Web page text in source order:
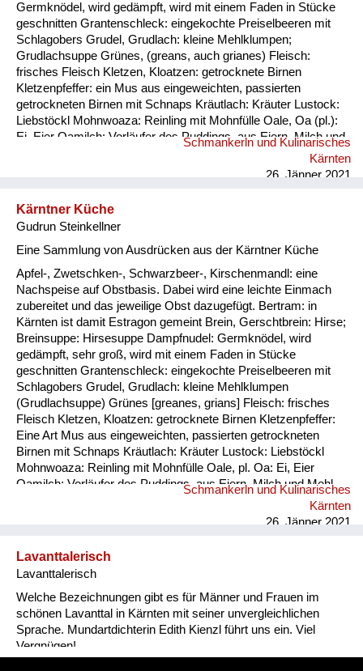
Germknödel, wird gedämpft, wird mit einem Faden in Stücke
geschnitten Grantenschleck: eingekochte Preiselbeeren mit
Schlagobers Grudel, Grudlach: kleine Mehlklumpen;
Grudlachsuppe Grünes, (greans, auch grianes) Fleisch:
frisches Fleisch Kletzen, Kloatzen: getrocknete Birnen
Kletzenpfeffer: ein Mus aus eingeweichten, passierten
getrockneten Birnen mit Schnaps Kräutlach: Kräuter Lustock:
Liebstöckl Mohnwoaza: Reinling mit Mohnfülle Oale, Oa (pl.):
Ei, Eier Oamilch: Vorläufer des Puddings, aus Eiern, Milch und
Lavanttal, Mohnwoaza mit einem Saft aus Dörrobst und
Schmankerln und Kulinarisches
Kärnten
26. Jänner 2021
Kärntner Küche
Gudrun Steinkellner
Eine Sammlung von Ausdrücken aus der Kärntner Küche
Apfel-, Zwetschken-, Schwarzbeer-, Kirschenmandl: eine
Nachspeise auf Obstbasis. Dabei wird eine leichte Einmach
zubereitet und das jeweilige Obst dazugefügt. Bertram: in
Kärnten ist damit Estragon gemeint Brein, Gerschtbrein: Hirse;
Breinsuppe: Hirsesuppe Dampfnudel: Germknödel, wird
gedämpft, sehr groß, wird mit einem Faden in Stücke
geschnitten Grantenschleck: eingekochte Preiselbeeren mit
Schlagobers Grudel, Grudlach: kleine Mehlklumpen
(Grudlachsuppe) Grünes [greanes, grians] Fleisch: frisches
Fleisch Kletzen, Kloatzen: getrocknete Birnen Kletzenpfeffer:
Eine Art Mus aus eingeweichten, passierten getrockneten
Birnen mit Schnaps Kräutlach: Kräuter Lustock: Liebstöckl
Mohnwoaza: Reinling mit Mohnfülle Oale, pl. Oa: Ei, Eier
Oamilch: Vorläufer des Puddings, aus Eiern, Milch und Mehl
Piggalan: Weihnachtsgericht im Lavanttal, Mohnwoaza mit
einem Saft aus Dörrobst und Schnaps übergossen Plentn:
Schmankerln und Kulinarisches
Kärnten
26. Jänner 2021
Lavanttalerisch
Lavanttalerisch
Welche Bezeichnungen gibt es für Männer und Frauen im
schönen Lavanttal in Kärnten mit seiner unvergleichlichen
Sprache. Mundartdichterin Edith Kienzl führt uns ein. Viel
Vergnügen!